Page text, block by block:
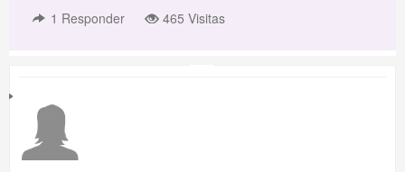
1 Responder 465 Visitas